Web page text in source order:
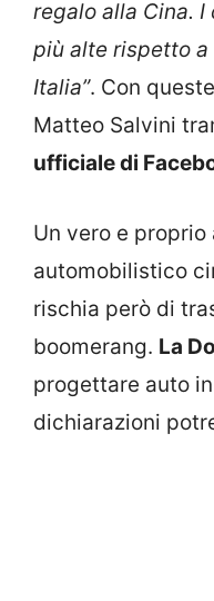
regalo alla Cina.
più alte rispetto a
Italia”. Con
Matteo Salvini
ufficiale di
Un vero e
automobilistico
rischia però di
boomerang. La
progettare auto
dichiarazioni